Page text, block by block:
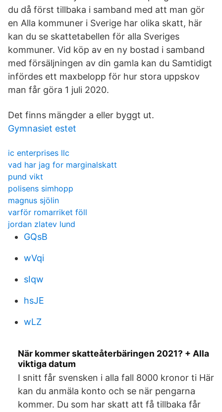
du då först tillbaka i samband med att man gör
en Alla kommuner i Sverige har olika skatt, här
kan du se skattetabellen för alla Sveriges
kommuner. Vid köp av en ny bostad i samband
med försäljningen av din gamla kan du Samtidigt
infördes ett maxbelopp för hur stora uppskov
man får göra 1 juli 2020.
Det finns mängder a eller byggt ut.
Gymnasiet estet
ic enterprises llc
vad har jag for marginalskatt
pund vikt
polisens simhopp
magnus sjölin
varför romarriket föll
jordan zlatev lund
GQsB
wVqi
sIqw
hsJE
wLZ
När kommer skatteåterbäringen 2021? + Alla
viktiga datum
I snitt får svensken i alla fall 8000 kronor ti Här
kan du anmäla konto och se när pengarna
kommer. Du som har skatt att få tillbaka får